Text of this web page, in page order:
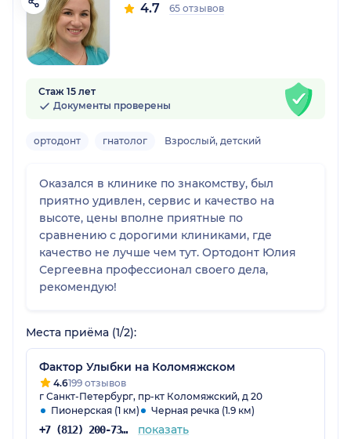
4.7 65 отзывов
Стаж 15 лет
Документы проверены
ортодонт гнатолог Взрослый, детский
Оказался в клинике по знакомству, был
приятно удивлен, сервис и качество на
высоте, цены вполне приятные по
сравнению с дорогими клиниками, где
качество не лучше чем тут. Ортодонт Юлия
Сергеевна профессионал своего дела,
рекомендую!
Места приёма (1/2):
Фактор Улыбки на Коломяжском
4.6199 отзывов
г Санкт-Петербург, пр-кт Коломяжский, д 20
Пионерская (1 км)
Черная речка (1.9 км)
+7 (812) 200-73-56 показать